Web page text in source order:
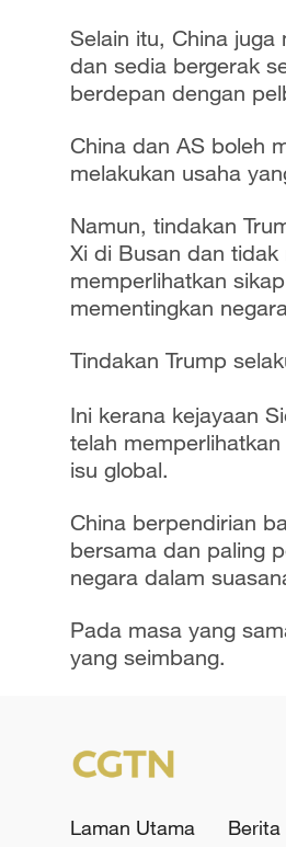
Selain itu, China juga
dan sedia bergerak
berdepan dengan
China dan AS boleh
melakukan usaha
Namun, tindakan
Xi di Busan dan tidak
memperlihatkan
mementingkan
Tindakan Trump
Ini kerana kejayaan
telah
isu global.
China berpendirian
bersama dan paling
negara dalam
Pada masa yang
yang seimbang.
Laman Utama Berita